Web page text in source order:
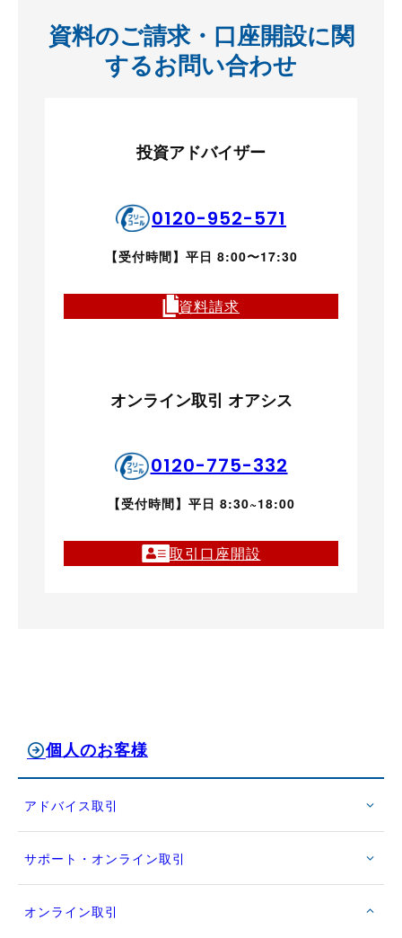
資料のご請求・口座開設に関
するお問い合わせ
投資アドバイザー
0120-952-571
【受付時間】平日 8:00〜17:30
資料請求
オンライン取引 オアシス
0120-775-332
【受付時間】平日 8:30~18:00
取引口座開設
個人のお客様
アドバイス取引
サポート・オンライン取引
オンライン取引